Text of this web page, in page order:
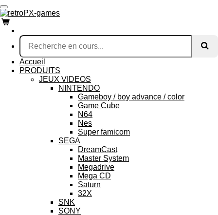
Passer
au
contenu
principal
Accueil
PRODUITS
JEUX VIDEOS
NINTENDO
Gameboy / boy advance / color
Game Cube
N64
Nes
Super famicom
SEGA
DreamCast
Master System
Megadrive
Mega CD
Saturn
32X
SNK
SONY